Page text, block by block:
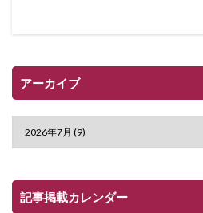
アーカイブ
記事掲載カレンダー